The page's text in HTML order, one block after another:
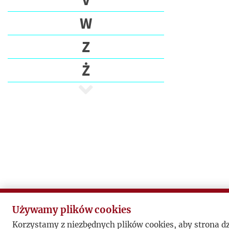
W
Z
Ż
Używamy plików cookies
Korzystamy z niezbędnych plików cookies, aby strona